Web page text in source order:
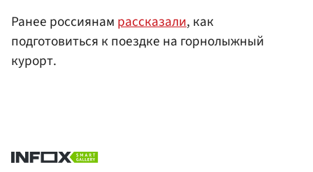
Ранее россиянам рассказали, как
подготовиться к поездке на горнолыжный
курорт.